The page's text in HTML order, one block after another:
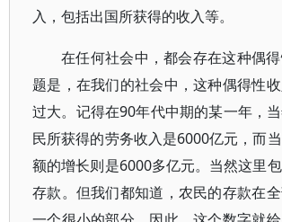
入，包括出国所获得的收入等。
在任何社会中，都会存在这种偶
题是，在我们的社会中，这种偶得性
过大。记得在90年代中期的某一年，
民所获得的劳务收入是6000亿元，而
额的增长则是6000多亿元。当然这里
存款。但我们都知道，农民的存款在